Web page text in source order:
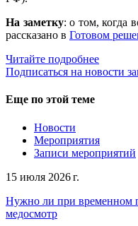
На заметку: о том, когда
рассказано в Готовом
Читайте подробнее
Подписаться на новости
Еще по этой теме
Новости
Мероприятия
Записи мероприятий
15 июля 2026 г.
Нужно ли при временном
медосмотр